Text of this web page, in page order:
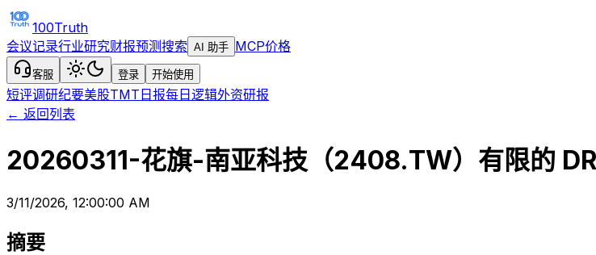
100Truth
会议记录行业研究财报预测搜索 AI 助手 MCP价格
客服 登录 开始使用
短评调研纪要美股TMT日报每日逻辑外资研报
← 返回列表
20260311-花旗-南亚科技（2408.TW）有限的
3/11/2026, 12:00:00 AM
摘要